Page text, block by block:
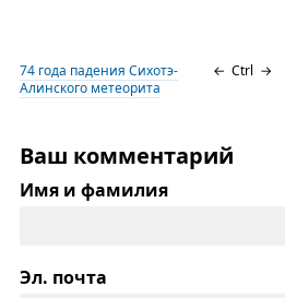
74 года падения Сихотэ-
Алинского метеорита
← Ctrl →
Ваш комментарий
Имя и фамилия
Эл. почта